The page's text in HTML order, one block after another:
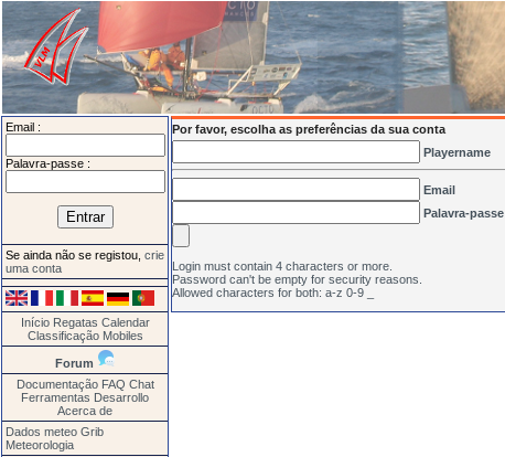
Email :
Palavra-passe :
Se ainda não se registou, crie
uma conta
Início Regatas Calendar
Classificação Mobiles
Forum
Documentação FAQ Chat
Ferramentas Desarrollo
Acerca de
Dados meteo Grib
Meteorologia
Por favor, escolha as preferências da sua conta
Playername
Email
Palavra-passe
Login must contain 4 characters or more.
Password can't be empty for security reasons.
Allowed characters for both: a-z 0-9 _